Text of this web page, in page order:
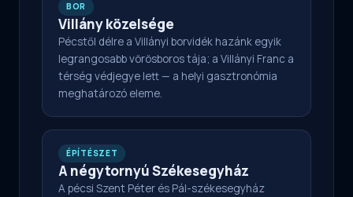
BOR
Villány közelsége
Pécstől délre a Villányi borvidék hazánk egyik
legrangosabb vörösboros tája; a Villányi Franc a
térség védjegye lett — a helyi gasztronómia
meghatározó eleme.
ÉPÍTÉSZET
A négytornyú Székesegyház
A pécsi Szent Péter és Pál-székesegyház